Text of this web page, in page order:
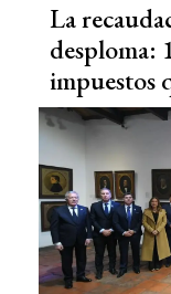
La
desploma:
impuestos